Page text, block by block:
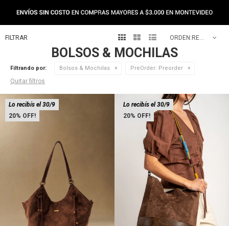
BOLSOS & MOCHILAS
   RECOMENDADOS
Filtrando por: Bolsos & Mochilas PreOrder: Preorder
Quitar filtros
20
Lo recibís el 30/9
20
Lo recibís el 30/9